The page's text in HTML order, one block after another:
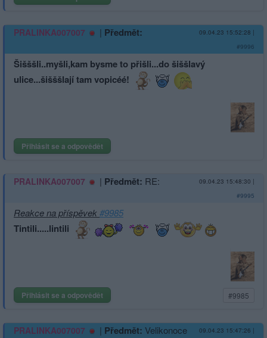
PRALINKA007007 | Předmět: 09.04.23 15:52:28 |
#9996
Šišššli..myšli,kam bysme to přišli...do šiššlavý
ulice...šišššlají tam vopicéé!
Přihlásit se a odpovědět
PRALINKA007007 | Předmět: RE: 09.04.23 15:48:30 |
#9995
Reakce na příspěvek#9985
Tintili.....lin­tili
Přihlásit se a odpovědět #9985
PRALINKA007007 | Předmět: Velikonoce 09.04.23 15:47:26 |